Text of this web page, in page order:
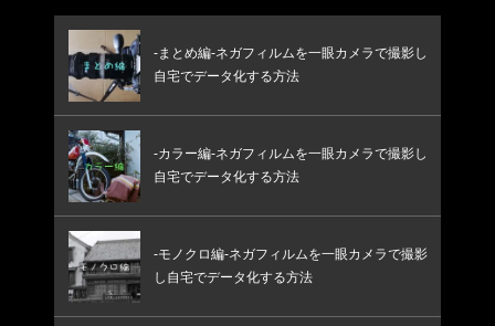
-まとめ編-ネガフィルムを一眼カメラで撮影し
自宅でデータ化する方法
-カラー編-ネガフィルムを一眼カメラで撮影し
自宅でデータ化する方法
-モノクロ編-ネガフィルムを一眼カメラで撮影
し自宅でデータ化する方法